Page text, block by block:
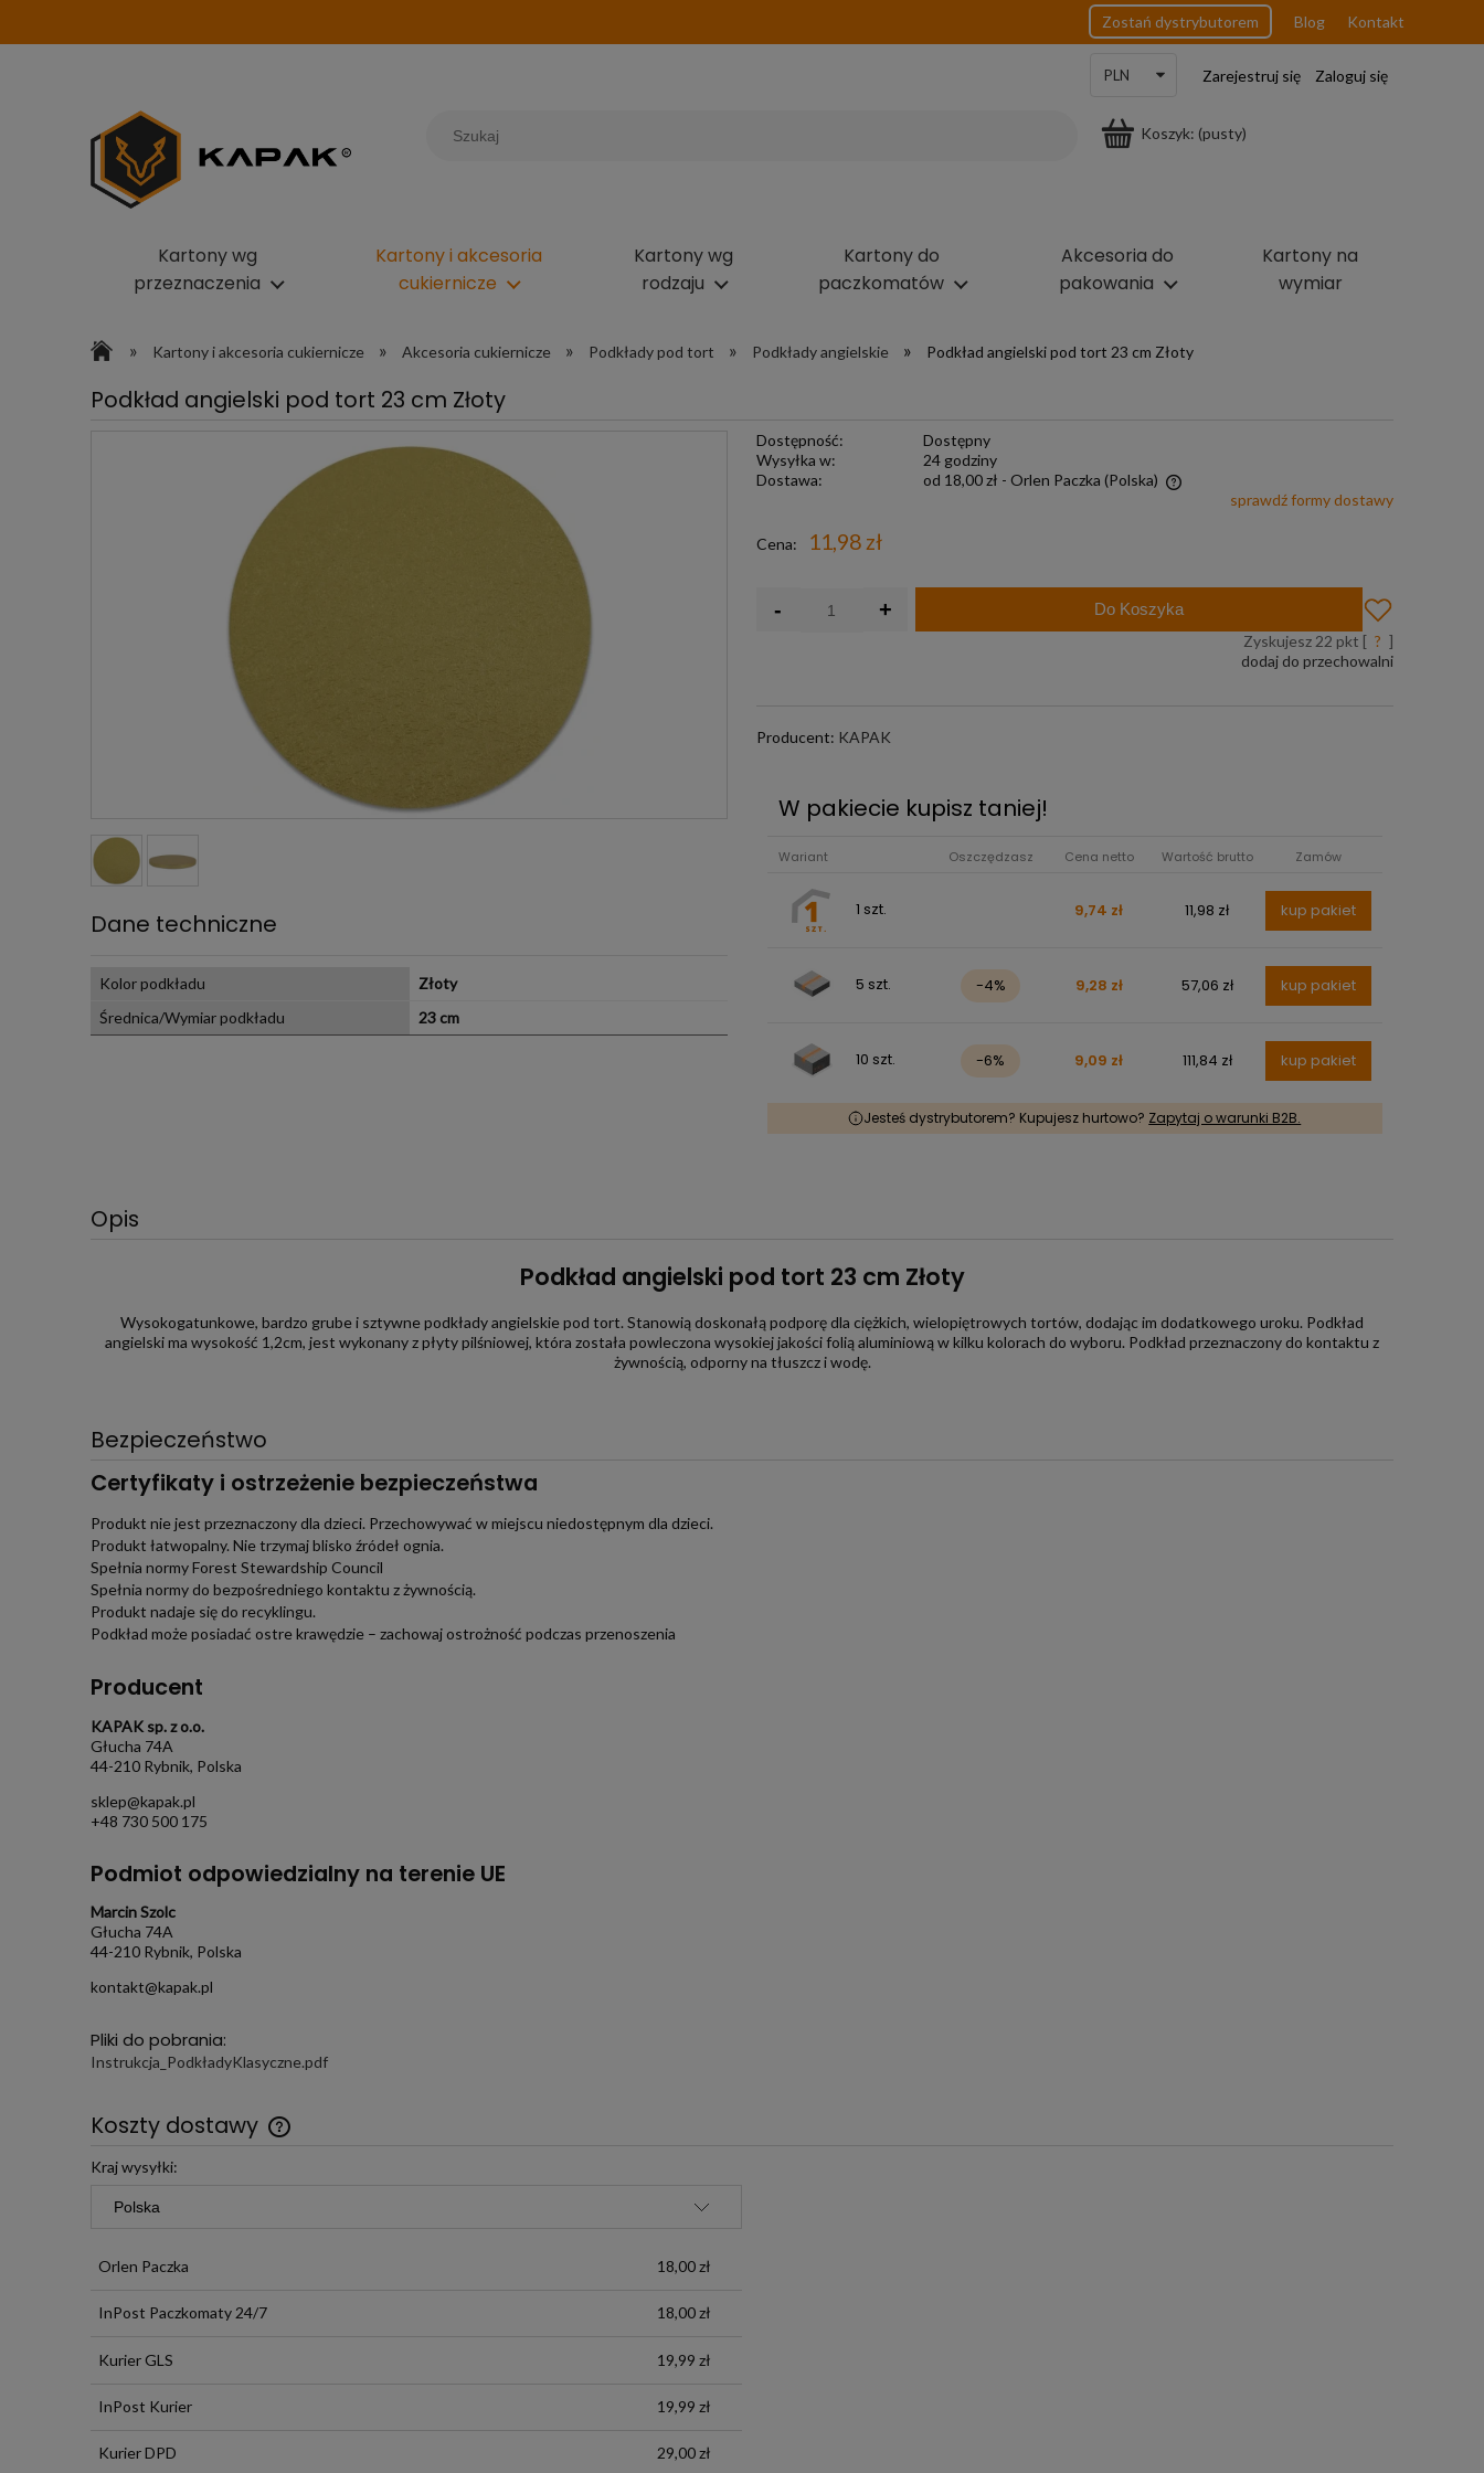
Zarejestruj się Zaloguj się
Koszyk: (pusty)
Zostań dystrybutorem Blog Kontakt
Kartony wg
przeznaczenia
Kartony i akcesoria
cukiernicze
Kartony wg
rodzaju
Kartony do
paczkomatów
Akcesoria do
pakowania
Kartony na
wymiar
» Kartony i akcesoria cukiernicze » Akcesoria cukiernicze » Podkłady pod tort » Podkłady angielskie » Podkład angielski pod tort 23 cm Złoty
Podkład angielski pod tort 23 cm Złoty
Dane techniczne
Kolor podkładu
Złoty
Średnica/Wymiar podkładu
23 cm
Dostępność:
Dostępny
Wysyłka w:
24 godziny
Dostawa:
od 18,00 zł - Orlen Paczka (Polska)
sprawdź formy dostawy
Cena: 11,98 zł
- + Do Koszyka
Zyskujesz 22 pkt [ ? ]
dodaj do przechowalni
Producent: KAPAK
W pakiecie kupisz taniej!
Wariant Oszczędzasz Cena netto Wartość brutto Zamów
1 szt. 9,74 zł 11,98 zł kup pakiet
5 szt. -4% 9,28 zł 57,06 zł kup pakiet
10 szt. -6% 9,09 zł 111,84 zł kup pakiet
Jesteś dystrybutorem? Kupujesz hurtowo? Zapytaj o warunki B2B.
Opis
Podkład angielski pod tort 23 cm Złoty
Wysokogatunkowe, bardzo grube i sztywne podkłady angielskie pod tort. Stanowią doskonałą podporę dla ciężkich, wielopiętrowych tortów, dodając im dodatkowego uroku. Podkład
angielski ma wysokość 1,2cm, jest wykonany z płyty pilśniowej, która została powleczona wysokiej jakości folią aluminiową w kilku kolorach do wyboru. Podkład przeznaczony do kontaktu z
żywnością, odporny na tłuszcz i wodę.
Bezpieczeństwo
Certyfikaty i ostrzeżenie bezpieczeństwa
Produkt nie jest przeznaczony dla dzieci. Przechowywać w miejscu niedostępnym dla dzieci.
Produkt łatwopalny. Nie trzymaj blisko źródeł ognia.
Spełnia normy Forest Stewardship Council
Spełnia normy do bezpośredniego kontaktu z żywnością.
Produkt nadaje się do recyklingu.
Podkład może posiadać ostre krawędzie – zachowaj ostrożność podczas przenoszenia
Producent
KAPAK sp. z o.o.
Głucha 74A
44-210 Rybnik, Polska
sklep@kapak.pl
+48 730 500 175
Podmiot odpowiedzialny na terenie UE
Marcin Szolc
Głucha 74A
44-210 Rybnik, Polska
kontakt@kapak.pl
Pliki do pobrania:
Instrukcja_PodkładyKlasyczne.pdf
Koszty dostawy
Kraj wysyłki:
Orlen Paczka 18,00 zł
InPost Paczkomaty 24/7 18,00 zł
Kurier GLS 19,99 zł
InPost Kurier 19,99 zł
Kurier DPD 29,00 zł